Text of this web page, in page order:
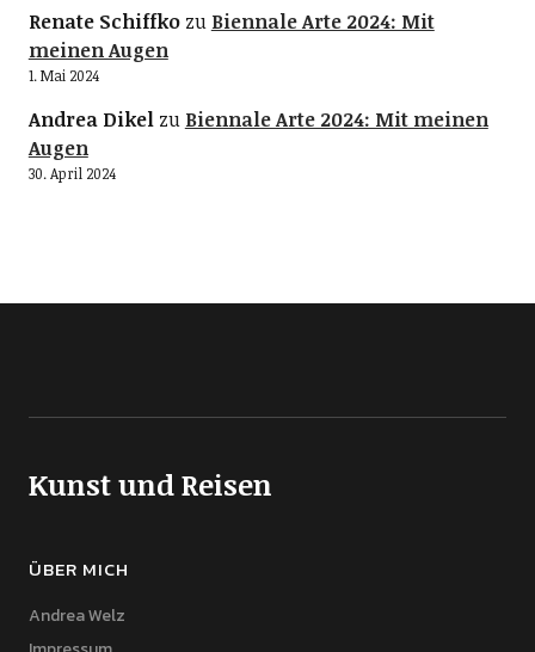
Renate Schiffkozu Biennale Arte 2024: Mit
meinen Augen
1. Mai 2024
Andrea Dikelzu Biennale Arte 2024: Mit meinen
Augen
30. April 2024
Kunst und Reisen
ÜBER MICH
Andrea Welz